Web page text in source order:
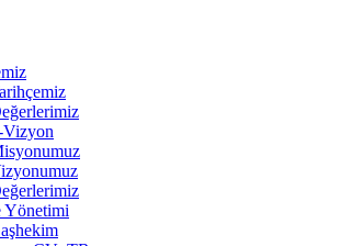
Yönetimi